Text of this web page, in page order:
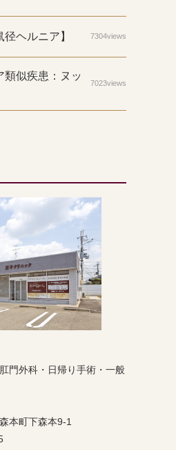
径ヘルニア】 7304views
類似疾患：ヌッ
7023views
門外科・日帰り手術・一般
本町下森本9-1